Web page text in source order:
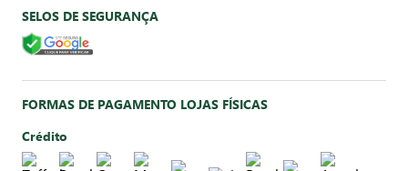
SELOS DE SEGURANÇA
FORMAS DE PAGAMENTO LOJAS FÍSICAS
Crédito